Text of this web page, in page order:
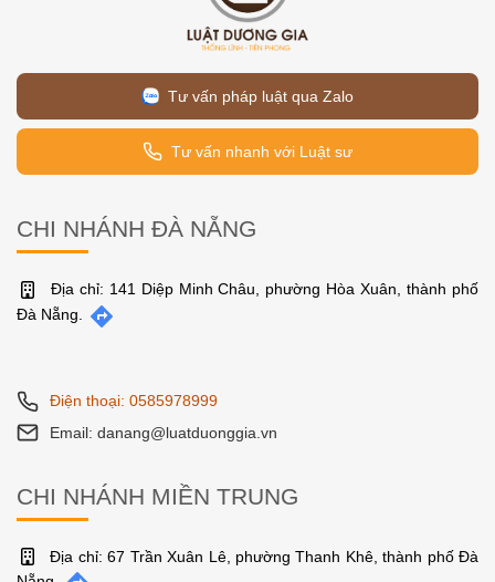
Tư vấn pháp luật qua Zalo
Tư vấn nhanh với Luật sư
CHI NHÁNH ĐÀ NẴNG
Địa chỉ: 141 Diệp Minh Châu, phường Hòa Xuân, thành phố
Đà Nẵng.
Điện thoại: 0585978999
Email: danang@luatduonggia.vn
CHI NHÁNH MIỀN TRUNG
Địa chỉ: 67 Trần Xuân Lê, phường Thanh Khê, thành phố Đà